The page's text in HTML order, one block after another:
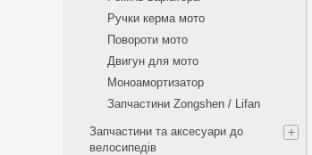
Ручки керма мото
Повороти мото
Двигун для мото
Моноамортизатор
Запчастини Zongshen / Lifan
Запчастини та аксесуари до
велосипедів